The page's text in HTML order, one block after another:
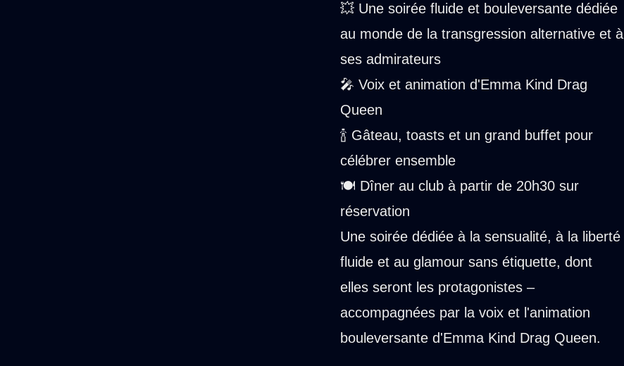
💥 Une soirée fluide et bouleversante dédiée
au monde de la transgression alternative et à
ses admirateurs
🎤 Voix et animation d'Emma Kind Drag
Queen
🍾 Gâteau, toasts et un grand buffet pour
célébrer ensemble
🍽️ Dîner au club à partir de 20h30 sur
réservation
Une soirée dédiée à la sensualité, à la liberté
fluide et au glamour sans étiquette, dont
elles seront les protagonistes –
accompagnées par la voix et l'animation
bouleversante d'Emma Kind Drag Queen.